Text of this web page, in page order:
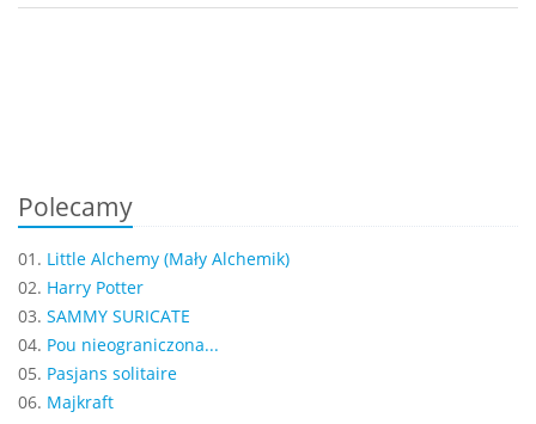
Polecamy
01. Little Alchemy (Mały Alchemik)
02. Harry Potter
03. SAMMY SURICATE
04. Pou nieograniczona...
05. Pasjans solitaire
06. Majkraft